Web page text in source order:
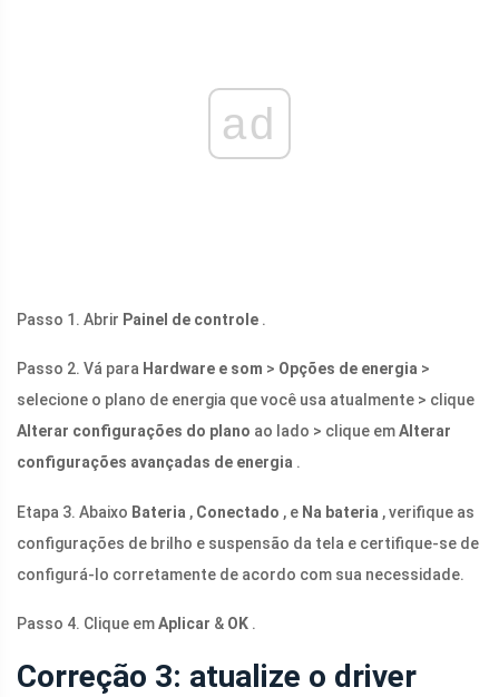
ad
Passo 1. Abrir Painel de controle .
Passo 2. Vá para Hardware e som > Opções de energia >
selecione o plano de energia que você usa atualmente > clique
Alterar configurações do plano ao lado > clique emAlterar
configurações avançadas de energia .
Etapa 3. Abaixo Bateria , Conectado , e Na bateria , verifique as
configurações de brilho e suspensão da tela e certifique-se de
configurá-lo corretamente de acordo com sua necessidade.
Passo 4. Clique emAplicar & OK .
Correção 3: atualize o driver